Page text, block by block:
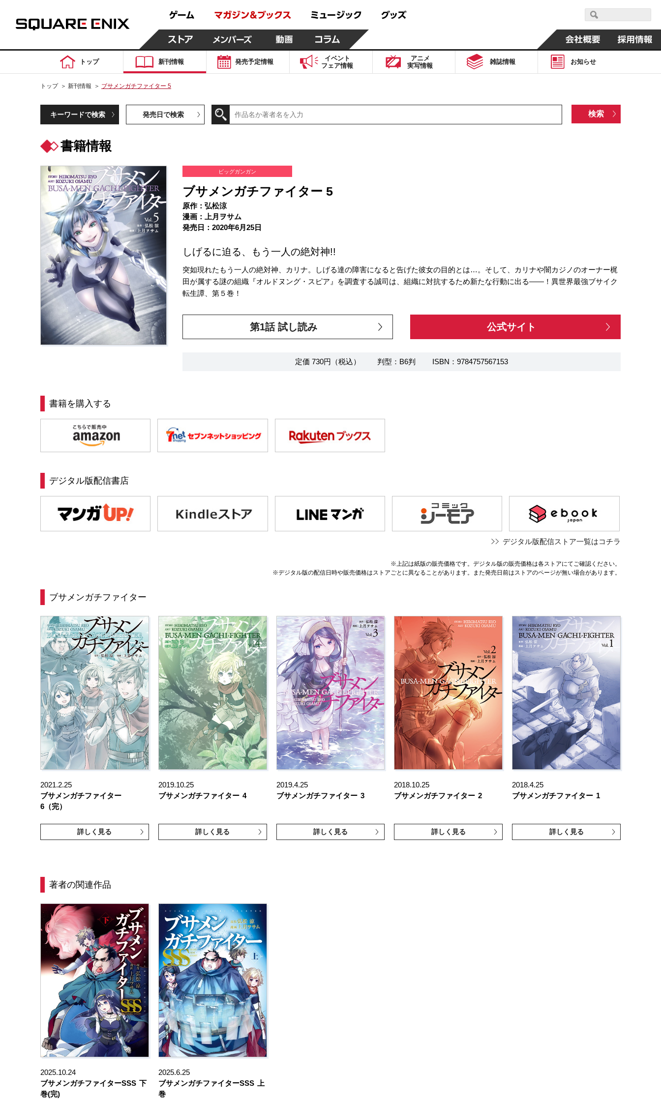
トップ 新刊情報 発売予定情報
イベント
フェア情報
アニメ
実写情報
雑誌情報 お知らせ
トップ ＞ 新刊情報 ＞ ブサメンガチファイター 5
キーワードで検索 発売日で検索
書籍情報
ビッグガンガン
ブサメンガチファイター 5
原作：弘松涼
漫画：上月ヲサム
発売日：2020年6月25日
しげるに迫る、もう一人の絶対神!!
突如現れたもう一人の絶対神、カリナ。しげる達の障害になると告げた彼女の目的とは…。そして、カリナや闇カジノのオーナー梶
田が属する謎の組織『オルドヌング・スピア』を調査する誠司は、組織に対抗するため新たな行動に出る――！異世界最強ブサイク
転生譚、第５巻！
第1話 試し読み 公式サイト
定価 730円（税込） 判型：B6判 ISBN：9784757567153
書籍を購入する
デジタル版配信書店
デジタル版配信ストア一覧はコチラ
※上記は紙版の販売価格です。デジタル版の販売価格は各ストアにてご確認ください。
※デジタル版の配信日時や販売価格はストアごとに異なることがあります。また発売日前はストアのページが無い場合があります。
ブサメンガチファイター
2021.2.25
ブサメンガチファイター
6（完）
詳しく見る
2019.10.25
ブサメンガチファイター 4
詳しく見る
2019.4.25
ブサメンガチファイター 3
詳しく見る
2018.10.25
ブサメンガチファイター 2
詳しく見る
2018.4.25
ブサメンガチファイター 1
詳しく見る
著者の関連作品
2025.10.24
ブサメンガチファイターSSS 下
巻(完)
2025.6.25
ブサメンガチファイターSSS
上
巻